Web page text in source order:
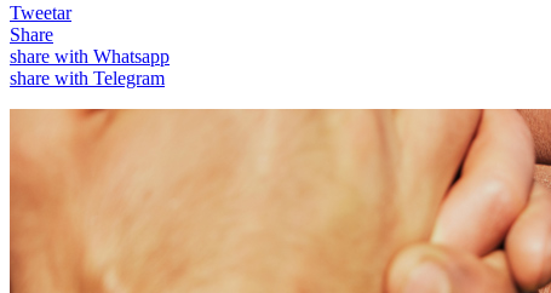
Tweetar
Share
share with Whatsapp
share with Telegram